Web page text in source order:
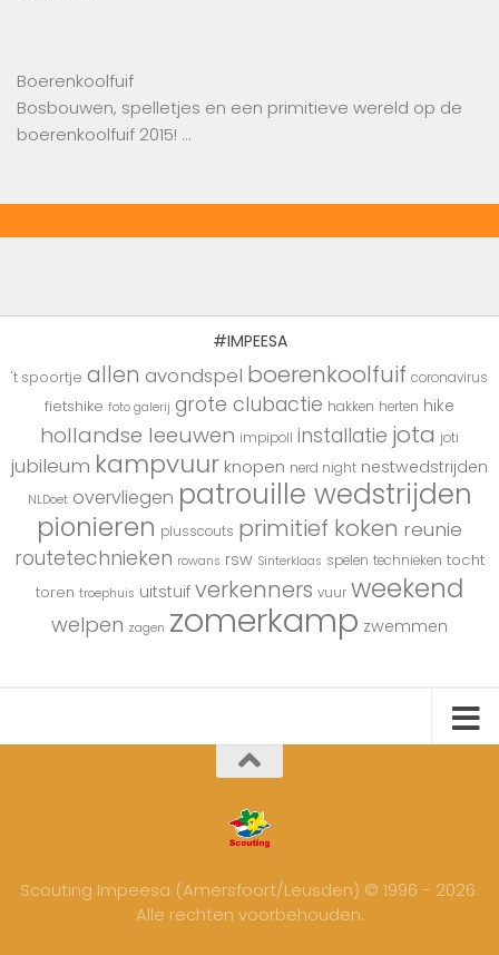
Boerenkoolfuif
Bosbouwen, spelletjes en een primitieve wereld op de
‪boerenkoolfuif 2015‬! …
#IMPEESA
't spoortje allen avondspel boerenkoolfuif coronavirus
fietshike foto galerij grote clubactie hakken herten hike
hollandse leeuwen impipoll installatie jota joti
jubileum kampvuur knopen nerd night nestwedstrijden
NLDoet overvliegen patrouille wedstrijden
pionieren plusscouts primitief koken reunie
routetechnieken rowans rsw Sinterklaas spelen technieken tocht
toren troephuis uitstuif verkenners vuur weekend
welpen zagen zomerkamp zwemmen
Scouting Impeesa (Amersfoort/Leusden) © 1996 - 2026.
Alle rechten voorbehouden.